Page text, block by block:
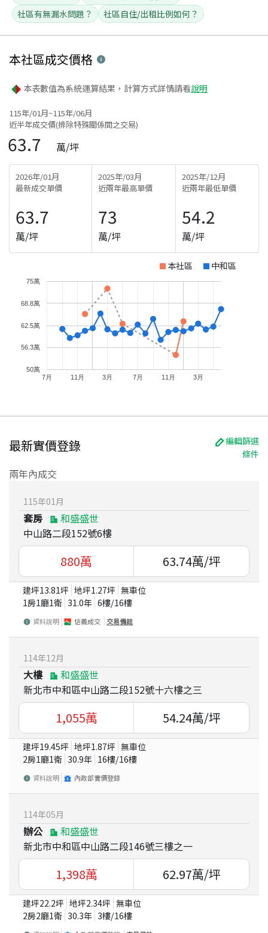
社區有無漏水問題？
社區自住/出租比例如何？
本社區成交價格
本表數值為系統運算結果，計算方式詳情請看說明
115年/01月~115年/06月
近半年成交價(排除特殊關係間之交易)
63.7 萬/坪
2026年/01月
最新成交單價
63.7
萬/坪
2025年/03月
近兩年最高單價
73
萬/坪
2025年/12月
近兩年最低單價
54.2
萬/坪
本社區 中和區
7月 11月 3月 7月 11月 3月
50萬
56.3萬
62.5萬
68.8萬
75萬
最新實價登錄
編輯篩選
條件
兩年內成交
115年01 月
套房
和盛盛世
中山路二段152號6樓
880萬 63.74萬/坪
建坪13.81坪 地坪1.27坪 無車位
1房1廳1衛 31.0年 6樓/16樓
資料說明 信義成交 交易備註
114年12月
大樓
和盛盛世
新北市中和區中山路二段152號十六樓之三
1,055萬 54.24萬/坪
建坪19.45坪 地坪1.87坪 無車位
2房1廳1衛 30.9年 16樓/16樓
資料說明 內政部實價登錄
114年05月
辦公
和盛盛世
新北市中和區中山路二段146號三樓之一
1,398萬 62.97萬/坪
建坪22.2坪 地坪2.34坪 無車位
2房2廳1衛 30.3年 3樓/16樓